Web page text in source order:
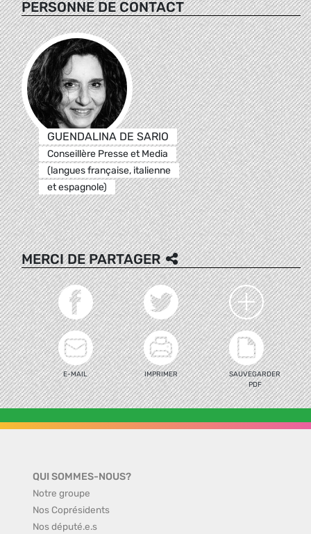
PERSONNE DE CONTACT
GUENDALINA DE SARIO
Conseillère Presse et Media
(langues française, italienne
et espagnole)
MERCI DE PARTAGER
E-MAIL IMPRIMER
SAUVEGARDER
PDF
QUI SOMMES-NOUS?
Notre groupe
Nos Coprésidents
Nos député.e.s